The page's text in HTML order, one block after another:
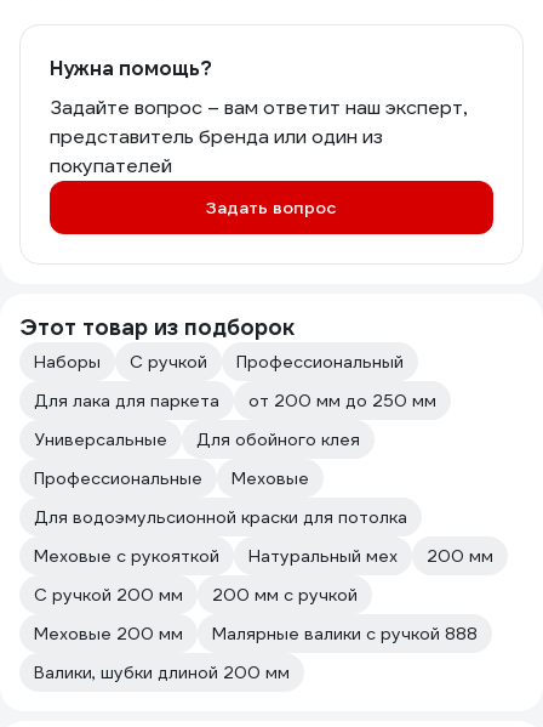
Нужна помощь?
Задайте вопрос – вам ответит наш эксперт,
представитель бренда или один из
покупателей
Задать вопрос
Этот товар из подборок
Наборы С ручкой
Профессиональный
Для лака для паркета
от 200 мм до 250 мм
Универсальные
Для обойного клея
Профессиональные
Меховые
Для водоэмульсионной краски для потолка
Меховые с рукояткой
Натуральный мех
200 мм
С ручкой 200 мм
200 мм с ручкой
Меховые 200 мм
Малярные валики с ручкой 888
Валики, шубки длиной 200 мм